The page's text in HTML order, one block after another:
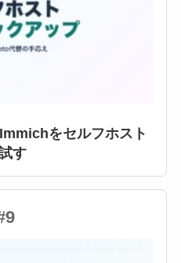
をセルフホスト
す